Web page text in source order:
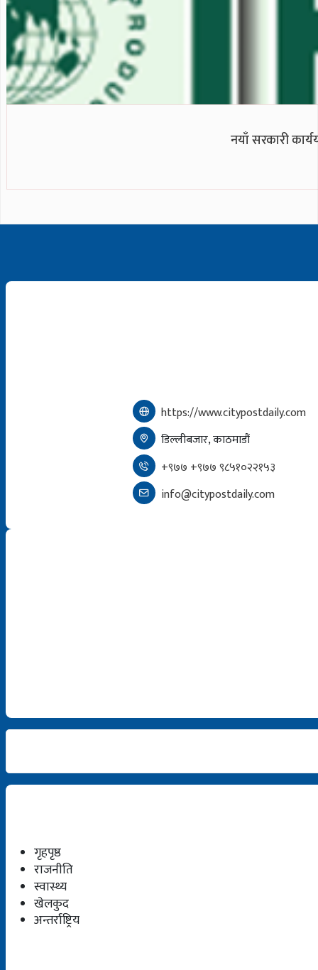
नयाँ सरकारी
https://www.citypostdaily.com
डिल्लीबजार, काठमाडौं
+९७७ +९७७ ९८५१०२२१५३
info@citypostdaily.com
गृहपृष्ठ
राजनीति
स्वास्थ्य
खेलकुद
अन्तर्राष्ट्रिय